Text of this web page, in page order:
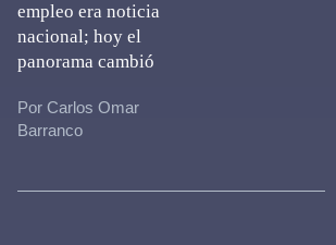
empleo era noticia
nacional; hoy el
panorama cambió
Por Carlos Omar
Barranco